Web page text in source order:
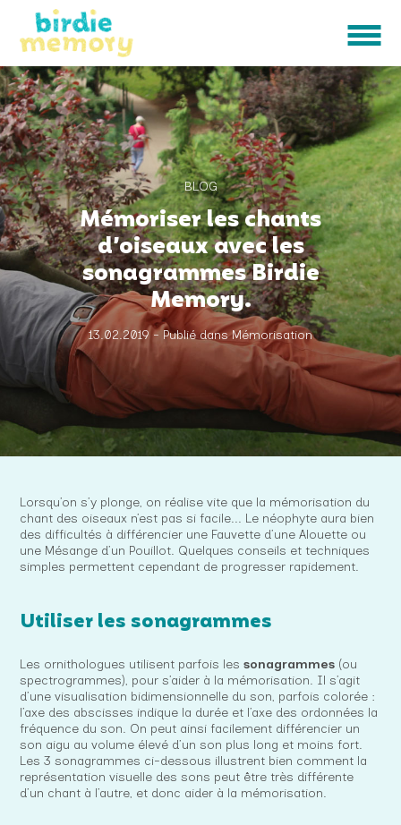
BLOG
Mémoriser les chants
d’oiseaux avec les
sonagrammes Birdie
Memory.
13.02.2019 - Publié dans Mémorisation
Lorsqu’on s’y plonge, on réalise vite que la mémorisation du
chant des oiseaux n’est pas si facile... Le néophyte aura bien
des difficultés à différencier une Fauvette d’une Alouette ou
une Mésange d’un Pouillot. Quelques conseils et techniques
simples permettent cependant de progresser rapidement.
Utiliser les sonagrammes
Les ornithologues utilisent parfois lessonagrammes (ou
spectrogrammes), pour s’aider à la mémorisation. Il s’agit
d’une visualisation bidimensionnelle du son, parfois colorée :
l’axe des abscisses indique la durée et l’axe des ordonnées la
fréquence du son. On peut ainsi facilement différencier un
son aigu au volume élevé d’un son plus long et moins fort.
Les 3 sonagrammes ci-dessous illustrent bien comment la
représentation visuelle des sons peut être très différente
d’un chant à l’autre, et donc aider à la mémorisation.